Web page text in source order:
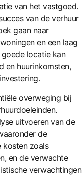
van het vastgoed.
van de verhuur
gaan naar
en een laag
locatie kan
en huurinkomsten,
overweging bij
uitvoeren van de
de
kosten zoals
en de verwachte
verwachtingen